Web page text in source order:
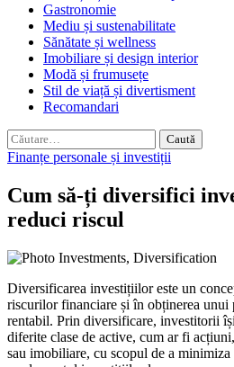
Gastronomie
Mediu și sustenabilitate
Sănătate și wellness
Imobiliare și design interior
Modă și frumusețe
Stil de viață și divertisment
Recomandari
Caută
după:
Finanțe personale și investiții
Cum să-ți diversifici
reduci riscul
Diversificarea investițiilor este un
riscurilor financiare și în obținerea
rentabil. Prin diversificare, investitorii
diferite clase de active, cum ar fi
sau imobiliare, cu scopul de a